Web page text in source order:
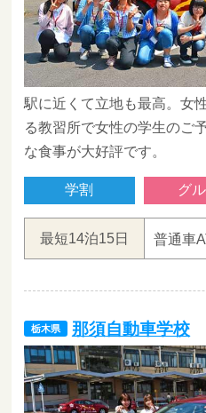
駅に近くて立地も最高。女
る教習所で女性の学生のご
な食事が大好評です。
学割 グ
最短14泊15日 普通車
栃木県 那須自動車学校